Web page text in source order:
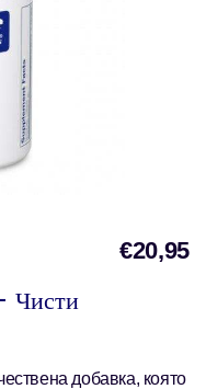
Чисти
€20,95
добавка, която